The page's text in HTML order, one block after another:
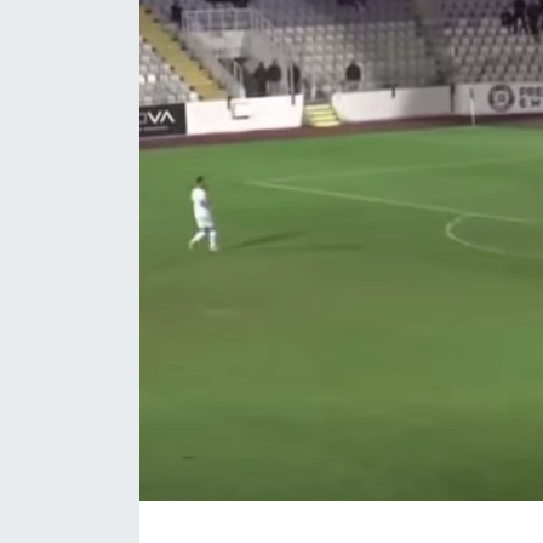
Magazin
Etkinlikler